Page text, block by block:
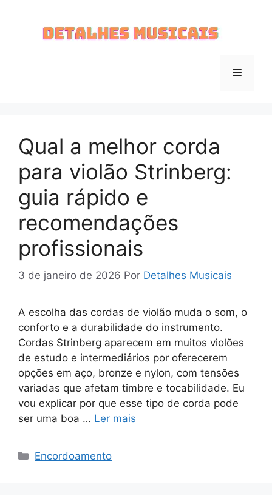
Menu
Qual a melhor corda
para violão Strinberg:
guia rápido e
recomendações
profissionais
3 de janeiro de 2026 Por Detalhes Musicais
A escolha das cordas de violão muda o som, o
conforto e a durabilidade do instrumento.
Cordas Strinberg aparecem em muitos violões
de estudo e intermediários por oferecerem
opções em aço, bronze e nylon, com tensões
variadas que afetam timbre e tocabilidade. Eu
vou explicar por que esse tipo de corda pode
ser uma boa … Ler mais
Categorias
Encordoamento